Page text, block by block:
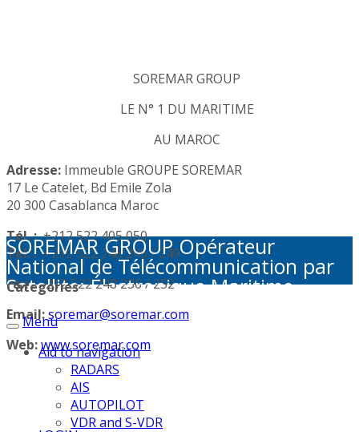
SOREMAR GROUP
LE N° 1 DU MARITIME
AU MAROC
Adresse: Immeuble GROUPE SOREMAR
17 Le Catelet, Bd Emile Zola
20 300 Casablanca Maroc
Tél. :+212 522 405 050
Tél. :+212 522 248 245 / 249
Fax :+212 522 248 236 / 252
Email:soremar@soremar.com
Web:www.soremar.com
SOREMAR GROUP Opérateur
National de Télécommunication par
Satellite: Électronique Maritime -
Activités Portuaires - Plaisance et
Sécurité en Mer - Télécommunication
par Satellite - Défense et sécurité -
Géolocalisation - Visioconférence
Categories
Menu
Aid to navigation
RADARS
AIS
AUTOPILOT
VDR and S-VDR